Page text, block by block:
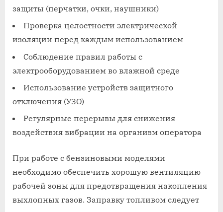
защиты (перчатки, очки, наушники)
Проверка целостности электрической
изоляции перед каждым использованием
Соблюдение правил работы с
электрооборудованием во влажной среде
Использование устройств защитного
отключения (УЗО)
Регулярные перерывы для снижения
воздействия вибрации на организм оператора
При работе с бензиновыми моделями
необходимо обеспечить хорошую вентиляцию
рабочей зоны для предотвращения накопления
выхлопных газов. Заправку топливом следует